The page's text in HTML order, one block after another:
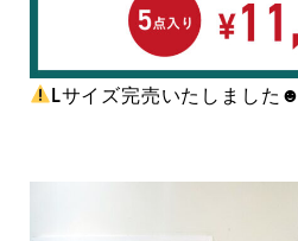
Lサイズ完売いたしました☻